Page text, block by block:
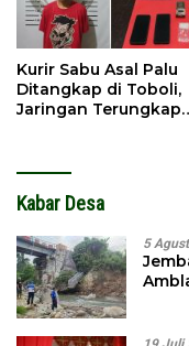
Kurir Sabu Asal Palu
Ditangkap di Toboli,
Jaringan Terungkap
Kabar Desa
5